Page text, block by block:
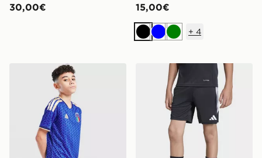
30,00€ 15,00€
NeroBluVerde
+ 4
adidas Pantaloncino Home Italia 2026 Junior
adidas Short Da